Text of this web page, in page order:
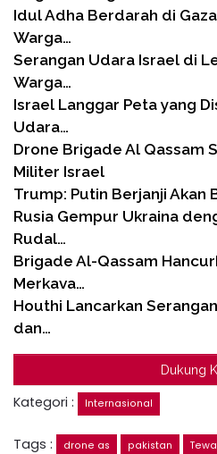
Idul Adha Berdarah di
Warga…
Serangan Udara Israel di
Warga…
Israel Langgar Peta yang
Udara…
Drone Brigade Al Qassam
Militer Israel
Trump: Putin Berjanji Akan
Rusia Gempur Ukraina
Rudal…
Brigade Al-Qassam
Merkava…
Houthi Lancarkan
dan…
Dukung
Kategori : Internasional
Tags : drone as pakistan